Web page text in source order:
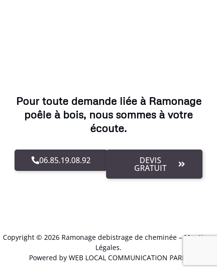
Pour toute demande liée à Ramonage
poêle à bois, nous sommes à votre
écoute.
06.85.19.08.92 DEVIS
GRATUIT
Copyright © 2026 Ramonage debistrage de cheminée –Mentions
Légales.
Powered by WEB LOCAL COMMUNICATION PARIS